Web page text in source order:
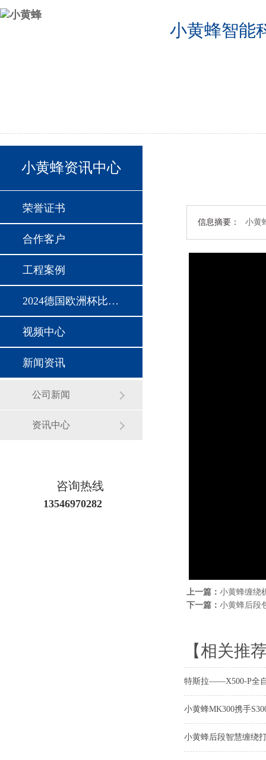
小黄蜂智能
信息摘要： 小黄
上一篇： 小黄蜂缠绕
下一篇： 小黄蜂后段
【相关推
特斯拉——X500-P全
小黄蜂MK300携手
小黄蜂后段智慧缠绕
小黄蜂资讯中心
荣誉证书
合作客户
工程案例
2024德国欧洲杯比赛时间
视频中心
新闻资讯
公司新闻
资讯中心
咨询热线
13546970282